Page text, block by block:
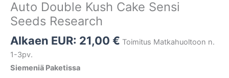
Auto Double Kush Cake Sensi
Seeds Research
Alkaen EUR: 21,00 € Toimitus Matkahuoltoon n.
1-3pv.
Siemeniä Paketissa